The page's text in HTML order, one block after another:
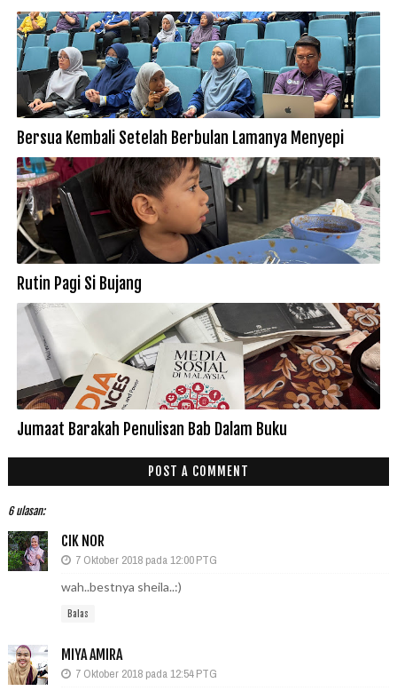
Bersua Kembali Setelah Berbulan Lamanya Menyepi
Rutin Pagi Si Bujang
Jumaat Barakah Penulisan Bab Dalam Buku
POST A COMMENT
6 ulasan:
CIK NOR
7 Oktober 2018 pada 12:00 PTG
wah..bestnya sheila..:)
Balas
MIYA AMIRA
7 Oktober 2018 pada 12:54 PTG